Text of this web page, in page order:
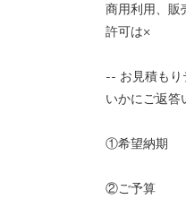
商用利用、販
許可は×
-- お見積も
いかにご返答
①希望納期
②ご予算